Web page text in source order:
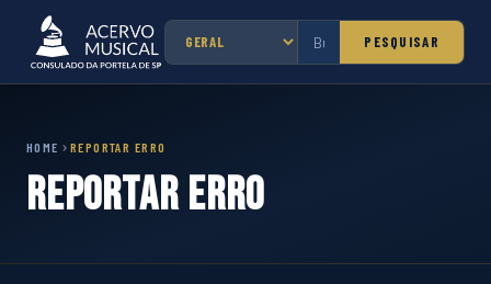
PESQUISAR
HOME REPORTAR ERRO
Reportar Erro